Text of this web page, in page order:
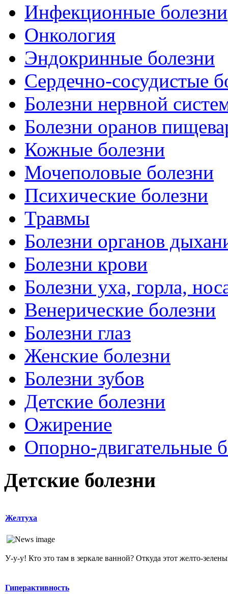
Инфекционные болезни
Онкология
Эндокринные болезни
Сердечно-сосудистые
Болезни нервной
Болезни оранов
Кожные болезни
Мочеполовые болезни
Психические болезни
Травмы
Болезни органов
Болезни крови
Болезни уха, горла,
Венерические болезни
Болезни глаз
Женские болезни
Болезни зубов
Детские болезни
Ожирение
Опopно-двигательные
Детские болезни
Желтуха
У-у-у! Кто это там в зеркале ванной? Откуда этот желто-
Гиперактивность